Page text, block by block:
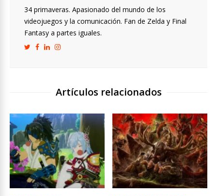
34 primaveras. Apasionado del mundo de los
videojuegos y la comunicación. Fan de Zelda y Final
Fantasy a partes iguales.
Artículos relacionados